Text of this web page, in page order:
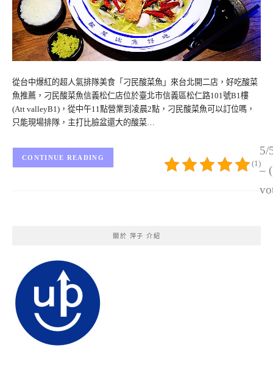
從台中爆紅的超人氣排隊美食「刁民酸菜魚」來台北開二店，好吃酸菜
魚推薦，刁民酸菜魚信義松仁店位於臺北市信義區松仁路101號B1樓
(Att valleyB1)，從中午11點營業到凌晨2點，刁民酸菜魚可以訂位嗎，
只能現場排隊，主打比臉盆還大的酸菜…
5/
–
(1)
CONTINUE READING
關於 萍子 介紹